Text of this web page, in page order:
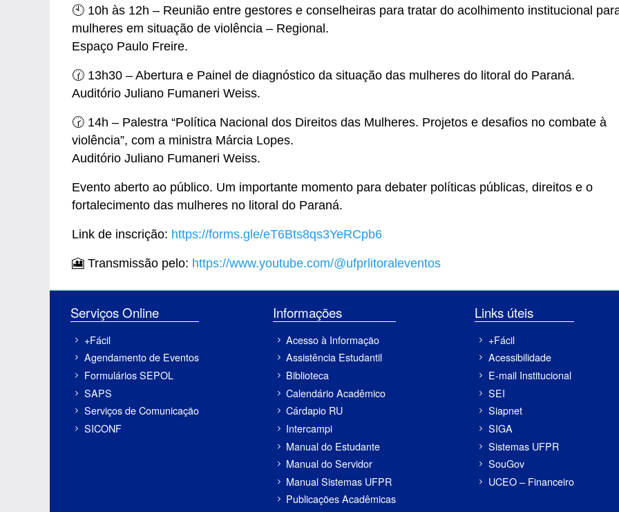
🕙 10h às 12h – Reunião entre gestores e conselheiras para tratar do acolhimento institucional
mulheres em situação de violência – Regional.
Espaço Paulo Freire.
🕜 13h30 – Abertura e Painel de diagnóstico da situação das mulheres do litoral do Paraná.
Auditório Juliano Fumaneri Weiss.
🕝 14h – Palestra “Política Nacional dos Direitos das Mulheres. Projetos e desafios no combate à
violência”, com a ministra Márcia Lopes.
Auditório Juliano Fumaneri Weiss.
Evento aberto ao público. Um importante momento para debater políticas públicas, direitos e o
fortalecimento das mulheres no litoral do Paraná.
Link de inscrição: https://forms.gle/eT6Bts8qs3YeRCpb6
🎦 Transmissão pelo: https://www.youtube.com/@ufprlitoraleventos
Serviços Online
+Fácil
Agendamento de Eventos
Formulários SEPOL
SAPS
Serviços de Comunicação
SICONF
Informações
Acesso à Informação
Assistência Estudantil
Biblioteca
Calendário Acadêmico
Cárdapio RU
Intercampi
Manual do Estudante
Manual do Servidor
Manual Sistemas UFPR
Publicações Acadêmicas
Links úteis
+Fácil
Acessibilidade
E-mail Institucional
SEI
Siapnet
SIGA
Sistemas UFPR
SouGov
UCEO – Financeiro